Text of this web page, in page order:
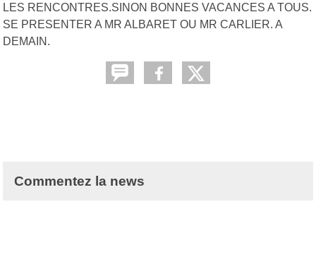
LES RENCONTRES.SINON BONNES VACANCES A TOUS.
SE PRESENTER A MR ALBARET OU MR CARLIER. A
DEMAIN.
Commentez la news